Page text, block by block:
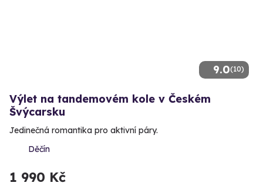
9.0(10)
Výlet na tandemovém kole v Českém
Švýcarsku
Jedinečná romantika pro aktivní páry.
Děčín
1 990 Kč